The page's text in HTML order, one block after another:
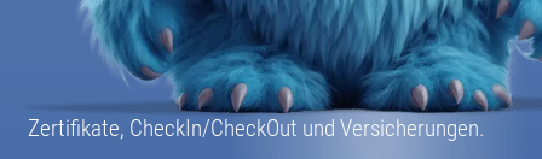
Zertifikate, CheckIn/CheckOut und Versicherungen.